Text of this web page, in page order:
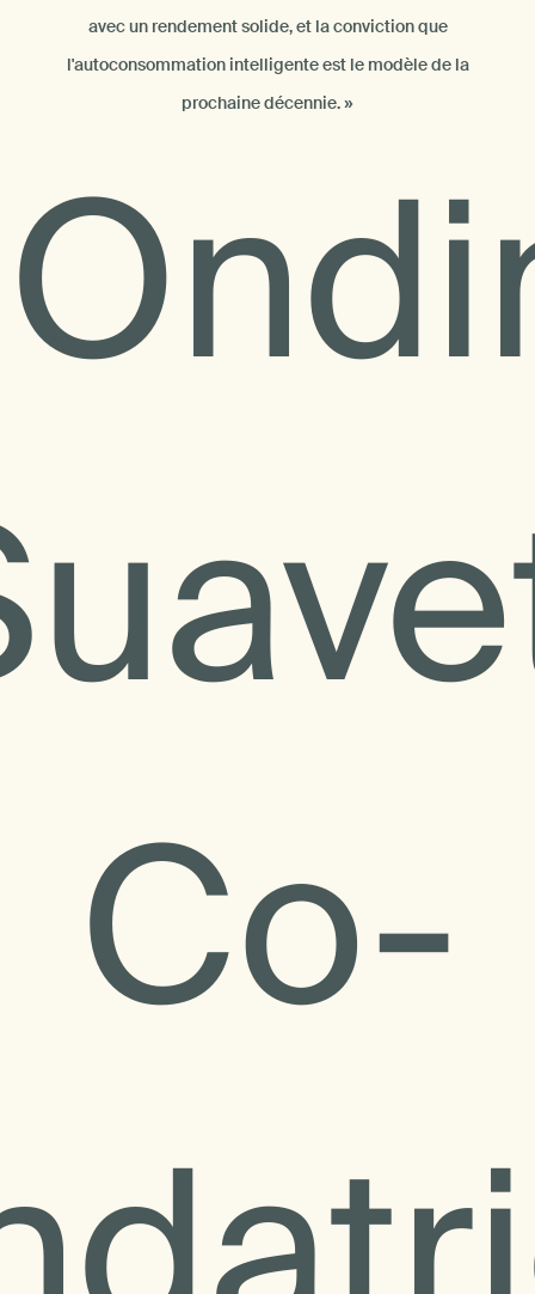
avec un rendement solide, et la conviction que
l'autoconsommation intelligente est le modèle de la
prochaine décennie. »
Co-